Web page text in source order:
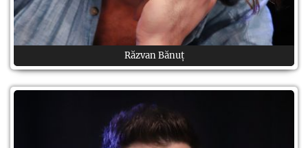
Răzvan Bănuț